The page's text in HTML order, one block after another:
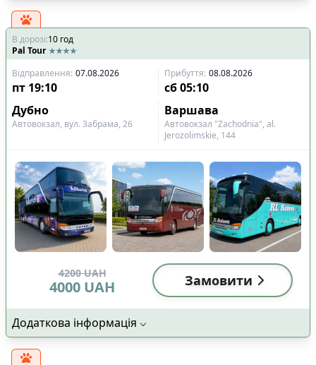
В дорозі:10 год
Pal Tour
Відправлення: 07.08.2026 Прибуття: 08.08.2026
пт 19:10 сб 05:10
Дубно
Варшава
Автовокзал, вул. Забрама, 26
Автовокзал "Zachodnia", al.
Jerozolimskie, 144
4200 UAH
4000 UAH Замовити
Додаткова інформація